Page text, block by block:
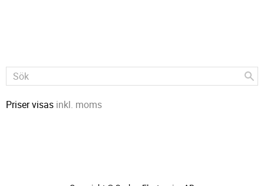
Priser visas inkl. moms